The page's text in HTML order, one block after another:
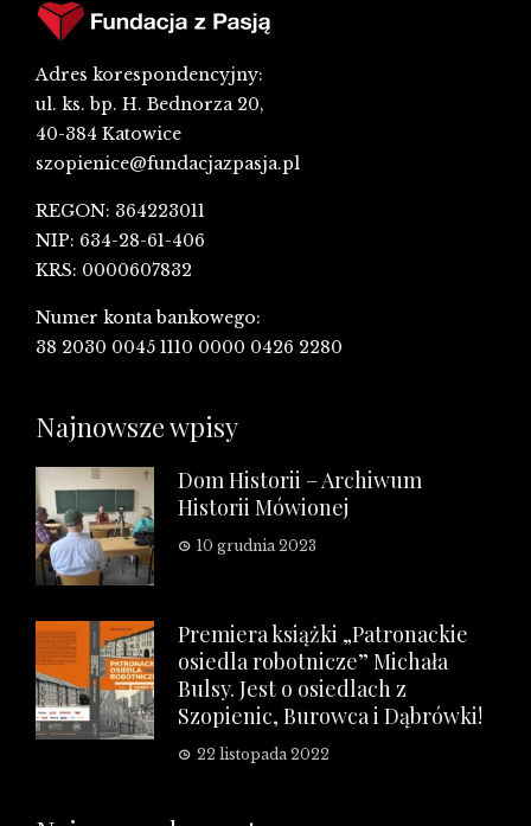
Adres korespondencyjny:
ul. ks. bp. H. Bednorza 20,
40-384 Katowice
szopienice@fundacjazpasja.pl
REGON: 364223011
NIP: 634-28-61-406
KRS: 0000607832
Numer konta bankowego:
38 2030 0045 1110 0000 0426 2280
Najnowsze wpisy
Dom Historii – Archiwum
Historii Mówionej
10 grudnia 2023
Premiera książki „Patronackie
osiedla robotnicze” Michała
Bulsy. Jest o osiedlach z
Szopienic, Burowca i Dąbrówki!
22 listopada 2022